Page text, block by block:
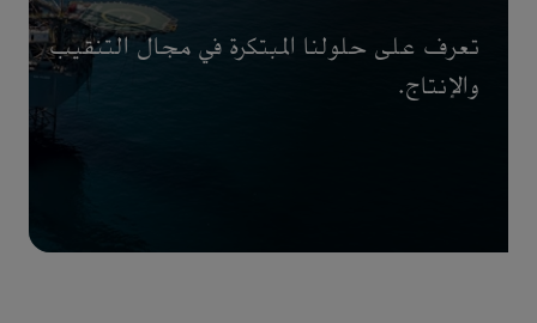
تعرف على حلولنا المبتكرة في مجال التنقيب
والإنتاج.